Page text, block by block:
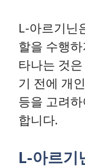
L-아르기닌
할을 수행
타나는 것
기 전에 개
등을 고려
합니다.
L-아르기